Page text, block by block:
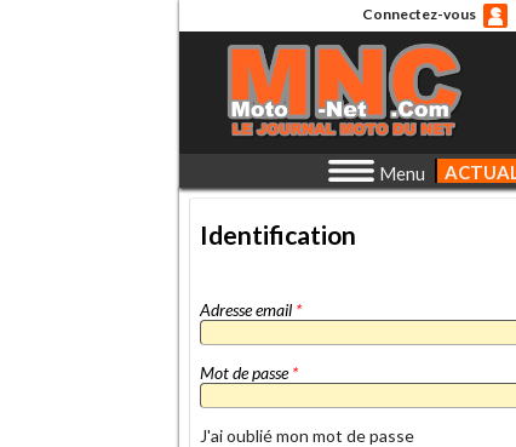
Connectez-vous
Menu
Identification
Adresse email *
Mot de passe*
J'ai oublié mon mot de passe